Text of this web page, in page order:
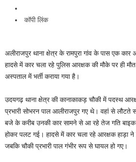
कॉपी लिंक
अलीराजपुर थाना क्षेत्र के रामपुरा गांव के पास एक
हादसे में कार चला रहे पुलिस आरक्षक की मौके पर ही मौत
अस्पताल में भर्ती कराया गया है।
उदयगढ़ थाना क्षेत्र की कानाकाकड़ चौकी में पदस्थ
प्रभारी सोभरन पाल आलीराजपुर गए थे। वहां से लौटते
बजे के करीब उनकी कार सामने से आ रहे तेज गति
होकर पलट गई। हादसे में कार चला रहे आरक्षक हाड़ा ने
जबकि चौकी प्रभारी पाल गंभीर रूप से घायल हो गए।